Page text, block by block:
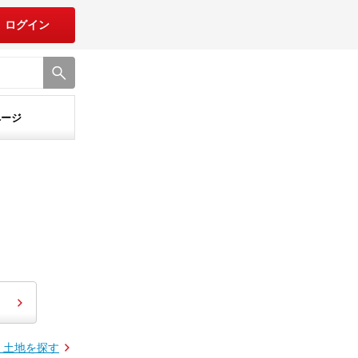
ログイン
ジ
地を探す